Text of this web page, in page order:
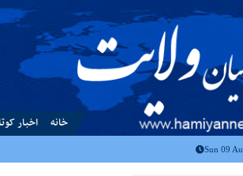
خانه اخبار